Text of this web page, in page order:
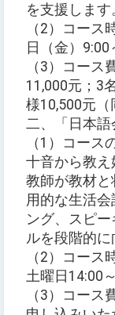
を支援します
（2）コース
日（金）9:00
（3）コース
11,000元；3
様10,500元（
二、「日本語
（1）コース
十音から教
教師が教材
用的な生活
ング、スピ
ルを段階的に
（2）コース
土曜日14:00
（3）コース